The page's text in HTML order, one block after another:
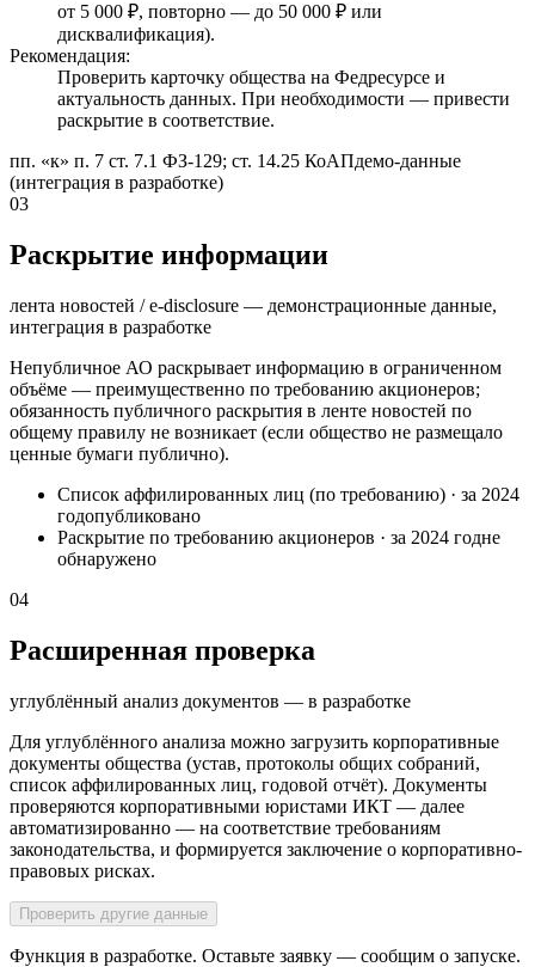
от 5 000 ₽, повторно — до 50 000 ₽ или
дисквалификация).
Рекомендация:
Проверить карточку общества на Федресурсе и
актуальность данных. При необходимости — привести
раскрытие в соответствие.
пп. «к» п. 7 ст. 7.1 ФЗ-129; ст. 14.25 КоАПдемо-данные
(интеграция в разработке)
03
Раскрытие информации
лента новостей / e-disclosure — демонстрационные данные,
интеграция в разработке
Непубличное АО раскрывает информацию в ограниченном
объёме — преимущественно по требованию акционеров;
обязанность публичного раскрытия в ленте новостей по
общему правилу не возникает (если общество не размещало
ценные бумаги публично).
Список аффилированных лиц (по требованию) · за 2024
годопубликовано
Раскрытие по требованию акционеров · за 2024 годне
обнаружено
04
Расширенная проверка
углублённый анализ документов — в разработке
Для углублённого анализа можно загрузить корпоративные
документы общества (устав, протоколы общих собраний,
список аффилированных лиц, годовой отчёт). Документы
проверяются корпоративными юристами ИКТ — далее
автоматизированно — на соответствие требованиям
законодательства, и формируется заключение о корпоративно-
правовых рисках.
Проверить другие данные
Функция в разработке. Оставьте заявку — сообщим о запуске.